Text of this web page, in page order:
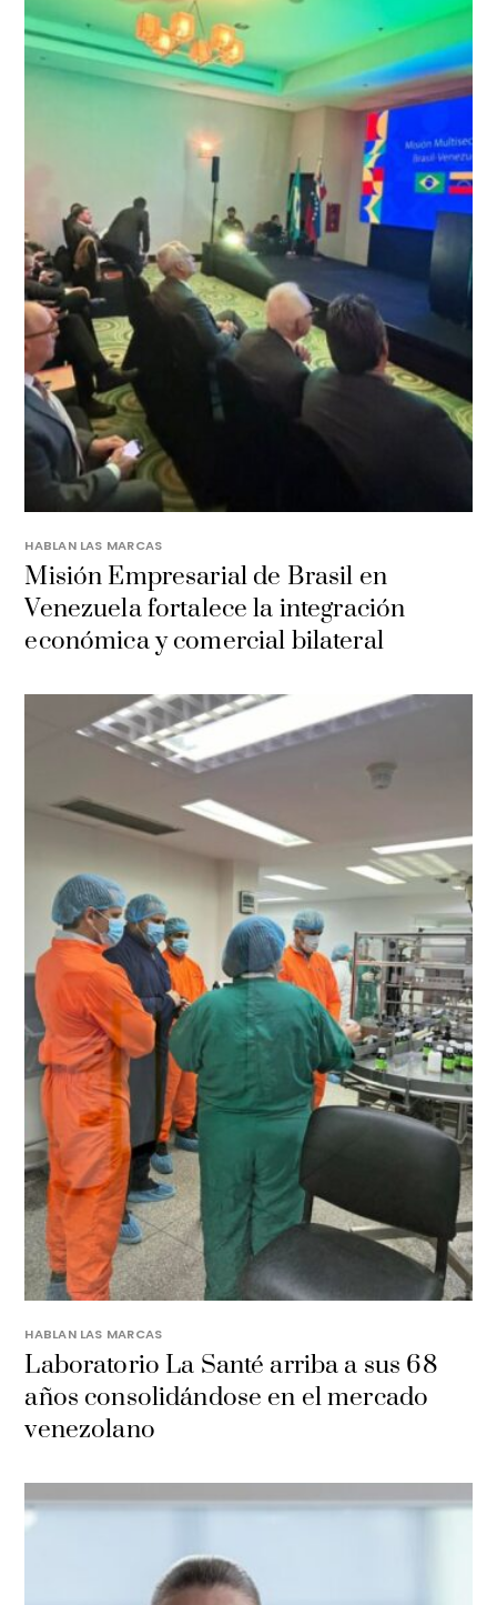
HABLAN LAS MARCAS
Misión Empresarial de Brasil en
Venezuela fortalece la integración
económica y comercial bilateral
HABLAN LAS MARCAS
Laboratorio La Santé arriba a sus 68
años consolidándose en el mercado
venezolano